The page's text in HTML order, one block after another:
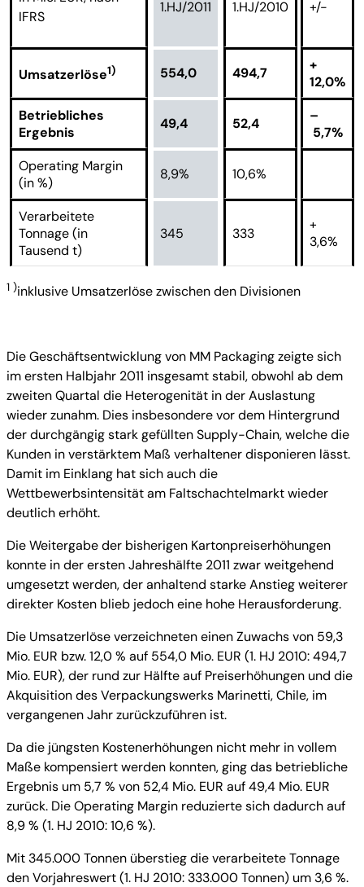
IFRS
1.HJ/2011 1.HJ/2010 +/-
Umsatzerlöse1) 554,0 494,7
+
12,0%
Betriebliches
Ergebnis
49,4 52,4
–
5,7%
Operating Margin
(in %)
8,9% 10,6%
Verarbeitete
Tonnage (in
Tausend t)
345 333
+
3,6%
1 )inklusive Umsatzerlöse zwischen den Divisionen
Die Geschäftsentwicklung von MM Packaging zeigte sich
im ersten Halbjahr 2011 insgesamt stabil, obwohl ab dem
zweiten Quartal die Heterogenität in der Auslastung
wieder zunahm. Dies insbesondere vor dem Hintergrund
der durchgängig stark gefüllten Supply-Chain, welche die
Kunden in verstärktem Maß verhaltener disponieren lässt.
Damit im Einklang hat sich auch die
Wettbewerbsintensität am Faltschachtelmarkt wieder
deutlich erhöht.
Die Weitergabe der bisherigen Kartonpreiserhöhungen
konnte in der ersten Jahreshälfte 2011 zwar weitgehend
umgesetzt werden, der anhaltend starke Anstieg weiterer
direkter Kosten blieb jedoch eine hohe Herausforderung.
Die Umsatzerlöse verzeichneten einen Zuwachs von 59,3
Mio. EUR bzw. 12,0 % auf 554,0 Mio. EUR (1. HJ 2010: 494,7
Mio. EUR), der rund zur Hälfte auf Preiserhöhungen und die
Akquisition des Verpackungswerks Marinetti, Chile, im
vergangenen Jahr zurückzuführen ist.
Da die jüngsten Kostenerhöhungen nicht mehr in vollem
Maße kompensiert werden konnten, ging das betriebliche
Ergebnis um 5,7 % von 52,4 Mio. EUR auf 49,4 Mio. EUR
zurück. Die Operating Margin reduzierte sich dadurch auf
8,9 % (1. HJ 2010: 10,6 %).
Mit 345.000 Tonnen überstieg die verarbeitete Tonnage
den Vorjahreswert (1. HJ 2010: 333.000 Tonnen) um 3,6 %.